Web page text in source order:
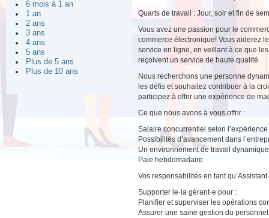
6 mois à 1 an
1 an
2 ans
3 ans
4 ans
5 ans
Plus de 5 ans
Plus de 10 ans
Quarts de travail : Jour, soir et fin de
Vous avez une passion pour le
commerce électronique! Vous aiderez
service en ligne, en veillant à ce que
reçoivent un service de haute qualité.
Nous recherchons une personne
les défis et souhaitez contribuer à la
participez à offrir une expérience de
Ce que nous avons à vous offrir :
Salaire concurrentiel selon l’expérience
Possibilités d’avancement dans
Un environnement de travail
Paie hebdomadaire
Vos responsabilités en tant
Supporter le·la gérant·e pour :
Planifier et superviser les opérations
Assurer une saine gestion du